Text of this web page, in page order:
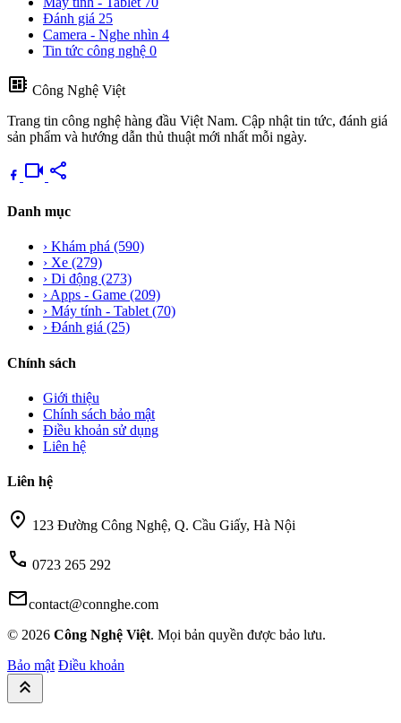
Đánh giá 25
Camera - Nghe nhìn 4
Tin tức công nghệ 0
developer_board Công Nghệ Việt
Trang tin công nghệ hàng đầu Việt Nam. Cập nhật tin tức, đánh giá
sản phẩm và hướng dẫn thủ thuật mới nhất mỗi ngày.
videocam share
Danh mục
› Khám phá (590)
› Xe (279)
› Di động (273)
› Apps - Game (209)
› Máy tính - Tablet (70)
› Đánh giá (25)
Chính sách
Giới thiệu
Chính sách bảo mật
Điều khoản sử dụng
Liên hệ
Liên hệ
location_on 123 Đường Công Nghệ, Q. Cầu Giấy, Hà Nội
call 0723 265 292
mailcontact@connghe.com
© 2026 Công Nghệ Việt. Mọi bản quyền được bảo lưu.
Bảo mật Điều khoản
keyboard_double_arrow_up